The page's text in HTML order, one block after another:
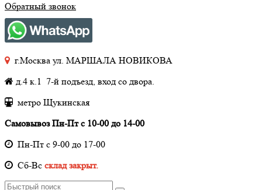
Обратный звонок
г.Москва ул. МАРШАЛА НОВИКОВА
д.4 к.1 7-й подъезд, вход со двора.
метро Щукинская
Самовывоз Пн-Пт с 10-00 до 14-00
Пн-Пт с 9-00 до 17-00
Cб-Вс склад закрыт.